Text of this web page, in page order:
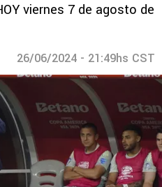
viernes 7 de agosto de
26/06/2024 - 21:49hs CST